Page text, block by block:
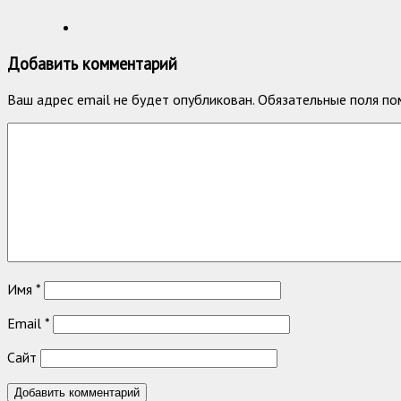
Добавить комментарий
Ваш адрес email не будет опубликован. Обязательные поля
Имя *
Email *
Сайт